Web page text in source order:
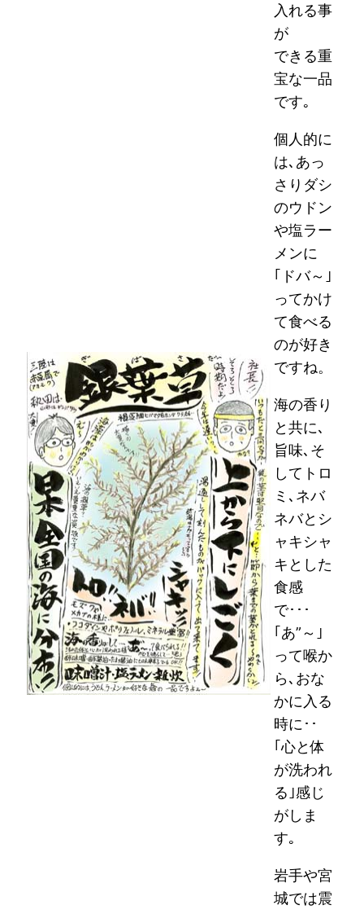
入れる事
が
できる重
宝な一品
です｡
個人的に
は､あっ
さりダシ
のウドン
や塩ラー
メンに
｢ドバ～｣
ってかけ
て食べる
のが好き
ですね。
海の香り
と共に､
旨味､そ
してトロ
ミ､ネバ
ネバとシ
ャキシャ
キとした
食感
で･･･
｢あ”～｣
って喉か
ら､おな
かに入る
時に･･
｢心と体
が洗われ
る｣感じ
がしま
す｡
岩手や宮
城では震